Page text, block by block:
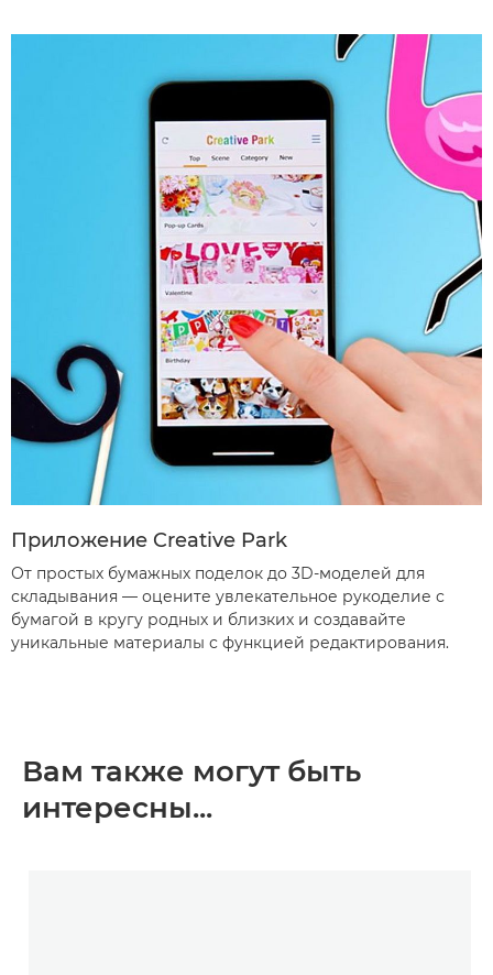
Приложение Creative Park
От простых бумажных поделок до 3D-моделей для
складывания — оцените увлекательное рукоделие с
бумагой в кругу родных и близких и создавайте
уникальные материалы с функцией редактирования.
Вам также могут быть
интересны...